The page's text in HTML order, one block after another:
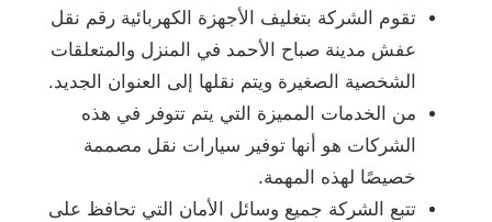
تقوم الشركة بتغليف الأجهزة الكهربائية رقم نقل
عفش مدينة صباح الأحمد في المنزل والمتعلقات
الشخصية الصغيرة ويتم نقلها إلى العنوان الجديد.
من الخدمات المميزة التي يتم تتوفر في هذه
الشركات هو أنها توفير سيارات نقل مصممة
خصيصًا لهذه المهمة.
تتبع الشركة جميع وسائل الأمان التي تحافظ على